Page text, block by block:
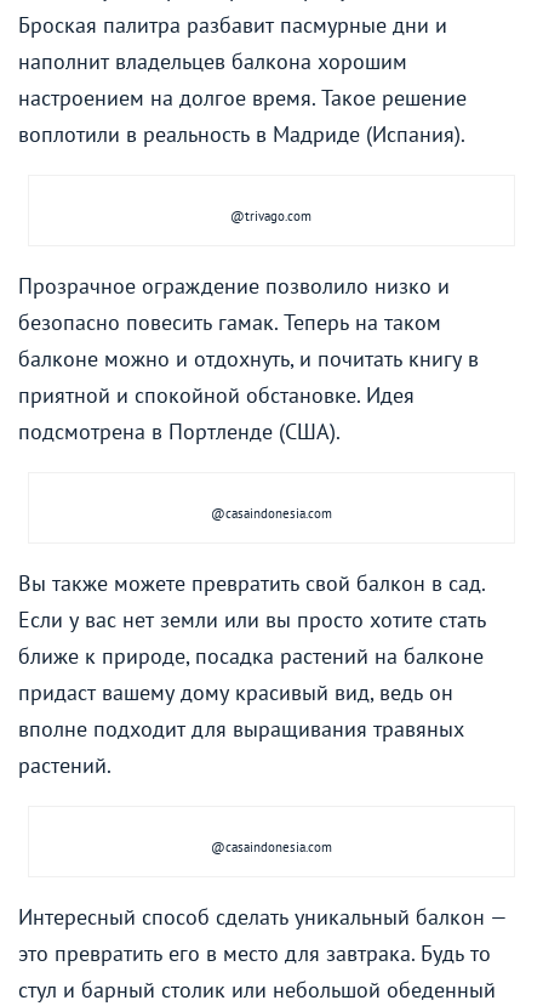
Броская палитра разбавит пасмурные дни и
наполнит владельцев балкона хорошим
настроением на долгое время. Такое решение
воплотили в реальность в Мадриде (Испания).
@trivago.com
Прозрачное ограждение позволило низко и
безопасно повесить гамак. Теперь на таком
балконе можно и отдохнуть, и почитать книгу в
приятной и спокойной обстановке. Идея
подсмотрена в Портленде (США).
@сasaindonesia.com
Вы также можете превратить свой балкон в сад.
Если у вас нет земли или вы просто хотите стать
ближе к природе, посадка растений на балконе
придаст вашему дому красивый вид, ведь он
вполне подходит для выращивания травяных
растений.
@casaindonesia.com
Интересный способ сделать уникальный балкон —
это превратить его в место для завтрака. Будь то
стул и барный столик или небольшой обеденный